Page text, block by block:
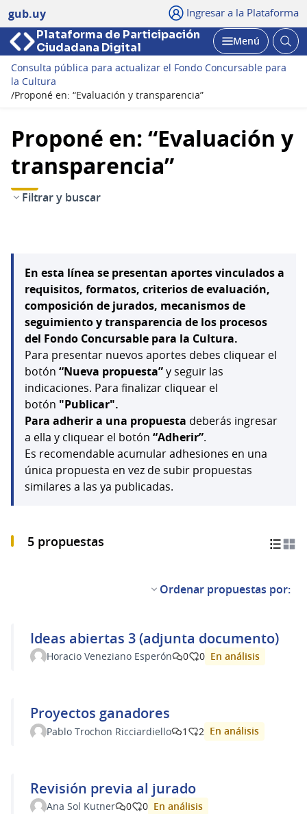
gub.uy Ingresar a la Plataforma
Plataforma de Participación
Ciudadana Digital
Abrir
Menú
Consulta pública para actualizar el Fondo Concursable para
la Cultura
/Proponé en: “Evaluación y transparencia”
Proponé en: “Evaluación y
transparencia”
Filtrar y buscar
En esta línea se presentan aportes vinculados a
requisitos, formatos, criterios de evaluación,
composición de jurados, mecanismos de
seguimiento y transparencia de los procesos
del Fondo Concursable para la Cultura.
Para presentar nuevos aportes debes cliquear el
botón “Nueva propuesta”y seguir las
indicaciones. Para finalizar cliquear el
botón "Publicar".
Para adherir a una propuesta deberás ingresar
a ella y cliquear el botón “Adherir”.
Es recomendable acumular adhesiones en una
única propuesta en vez de subir propuestas
similares a las ya publicadas.
5 propuestas
Ordenar propuestas por:
Ideas abiertas 3 (adjunta documento)
Horacio Veneziano Esperón 0 0 En análisis
Proyectos ganadores
Pablo Trochon Ricciardiello 1 2 En análisis
Revisión previa al jurado
Ana Sol Kutner 0 0 En análisis